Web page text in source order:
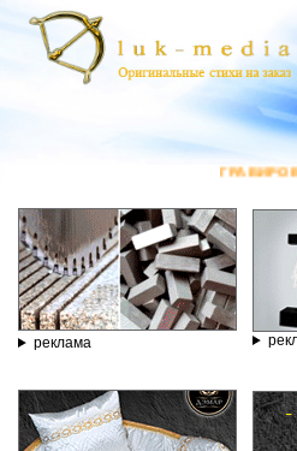
ГРАВИРОВАЛЬНЫЕ И
реклама